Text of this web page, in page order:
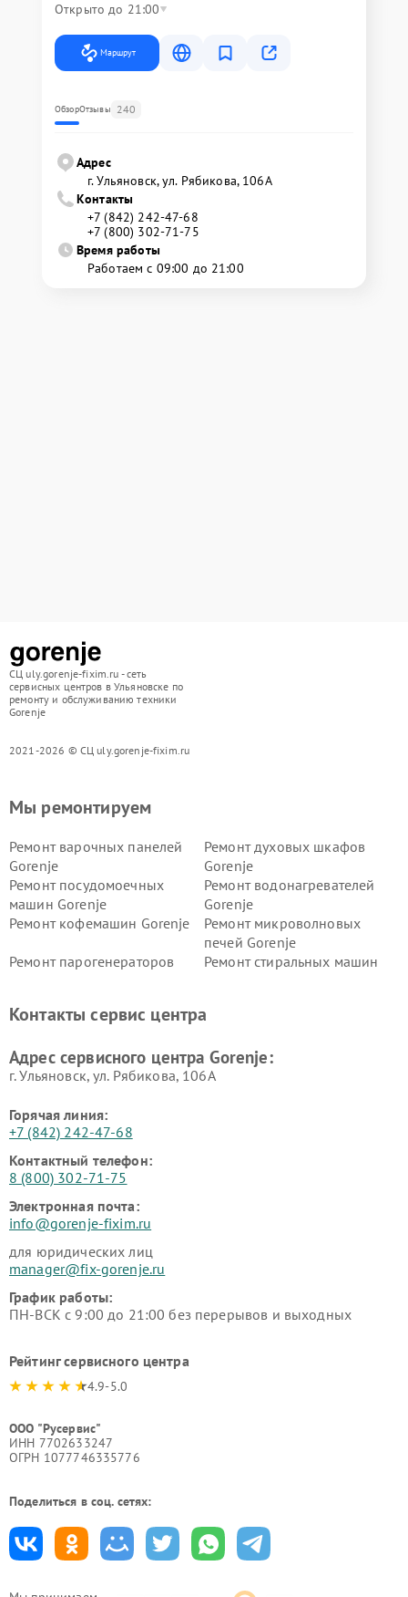
Открыто до 21:00
Маршрут
ОбзорОтзывы 240
Адрес
г. Ульяновск, ул. Рябикова, 106А
Контакты
+7 (842) 242-47-68
+7 (800) 302-71-75
Время работы
Работаем с 09:00 до 21:00
СЦ uly.gorenje-fixim.ru - сеть
сервисных центров в Ульяновске по
ремонту и обслуживанию техники
Gorenje
2021-2026 © СЦ uly.gorenje-fixim.ru
Мы ремонтируем
Ремонт варочных панелей
Gorenje
Ремонт духовых шкафов
Gorenje
Ремонт посудомоечных
машин Gorenje
Ремонт водонагревателей
Gorenje
Ремонт кофемашин Gorenje
Ремонт микроволновых
печей Gorenje
Ремонт парогенераторов
Ремонт стиральных машин
Контакты сервис центра
Адрес сервисного центра Gorenje:
г. Ульяновск, ул. Рябикова, 106А
Горячая линия:
+7 (842) 242-47-68
Контактный телефон:
8 (800) 302-71-75
Электронная почта:
info@gorenje-fixim.ru
для юридических лиц
manager@fix-gorenje.ru
График работы:
ПН-ВСК с 9:00 до 21:00 без перерывов и выходных
Рейтинг сервисного центра
4.9-5.0
ООО "Русервис"
ИНН 7702633247
ОГРН 1077746335776
Поделиться в соц. сетях: